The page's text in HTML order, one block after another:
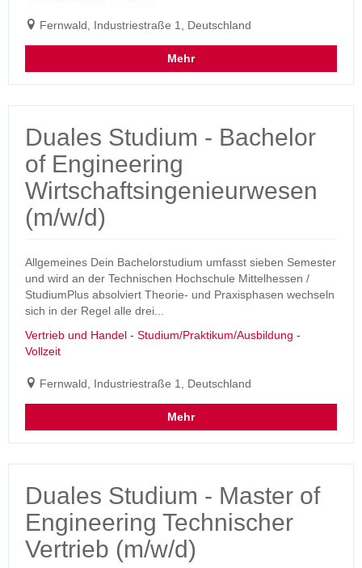
Fernwald, Industriestraße 1, Deutschland
Mehr
Duales Studium - Bachelor
of Engineering
Wirtschaftsingenieurwesen
(m/w/d)
Allgemeines Dein Bachelorstudium umfasst sieben Semester
und wird an der Technischen Hochschule Mittelhessen /
StudiumPlus absolviert Theorie- und Praxisphasen wechseln
sich in der Regel alle drei...
Vertrieb und Handel - Studium/Praktikum/Ausbildung -
Vollzeit
Fernwald, Industriestraße 1, Deutschland
Mehr
Duales Studium - Master of
Engineering Technischer
Vertrieb (m/w/d)